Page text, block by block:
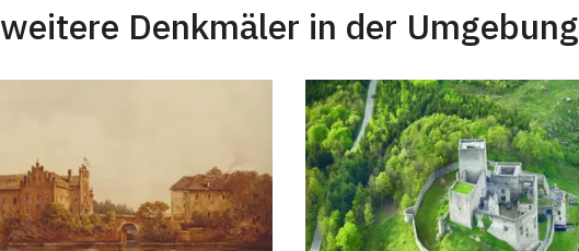
weitere Denkmäler in der Umgebung